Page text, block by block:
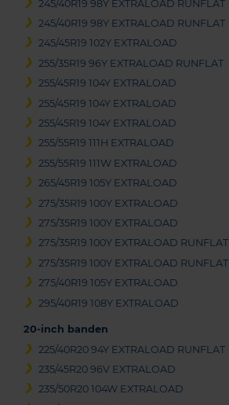
245/40R19 98Y EXTRALOAD RUNFLAT
245/40R19 98Y EXTRALOAD RUNFLAT
245/45R19 102Y EXTRALOAD
255/35R19 96Y EXTRALOAD RUNFLAT
255/45R19 104Y EXTRALOAD
255/45R19 104Y EXTRALOAD
255/45R19 104Y EXTRALOAD
255/55R19 111H EXTRALOAD
255/55R19 111W EXTRALOAD
265/45R19 105Y EXTRALOAD
275/35R19 100Y EXTRALOAD
275/35R19 100Y EXTRALOAD
275/35R19 100Y EXTRALOAD RUNFLAT
275/35R19 100Y EXTRALOAD RUNFLAT
275/40R19 105Y EXTRALOAD
295/40R19 108Y EXTRALOAD
20-inch banden
225/40R20 94Y EXTRALOAD RUNFLAT
235/45R20 96V EXTRALOAD
235/50R20 104W EXTRALOAD